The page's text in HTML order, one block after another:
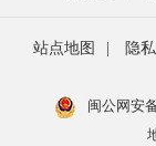
站点地图 隐
闽公网安